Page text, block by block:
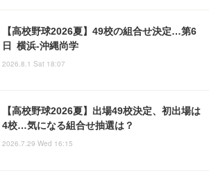
【高校野球2026夏】49校の組合せ決定…第6
日 横浜-沖縄尚学
2026.8.1 Sat 18:07
【高校野球2026夏】出場49校決定、初出場は
4校…気になる組合せ抽選は？
2026.7.29 Wed 16:15